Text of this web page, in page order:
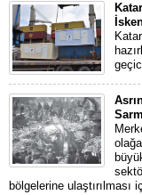
bölgelerine ulaştırılması